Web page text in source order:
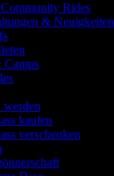
Rides
& Neuigkeiten
Camps
kaufen
verschenken